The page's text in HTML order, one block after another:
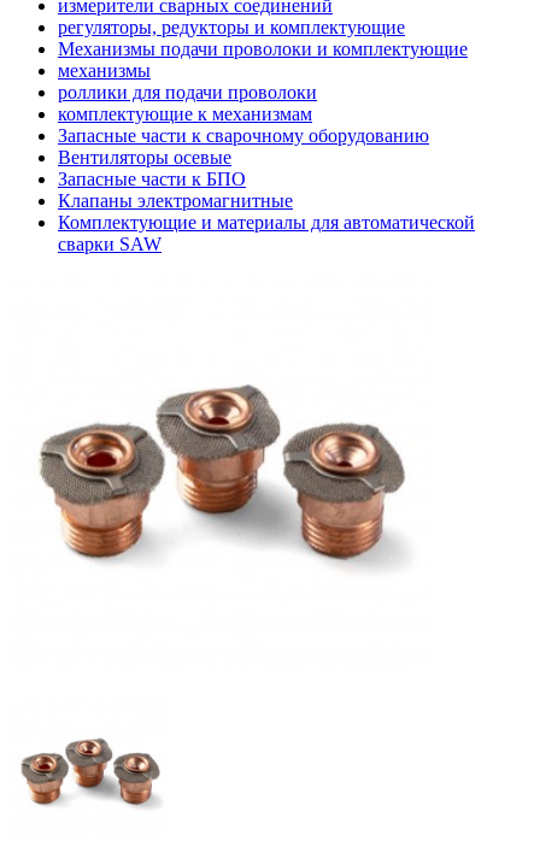
измерители сварных соединений
регуляторы, редукторы и комплектующие
Механизмы подачи проволоки и комплектующие
механизмы
роллики для подачи проволоки
комплектующие к механизмам
Запасные части к сварочному оборудованию
Вентиляторы осевые
Запасные части к БПО
Клапаны электромагнитные
Комплектующие и материалы для автоматической
сварки SAW